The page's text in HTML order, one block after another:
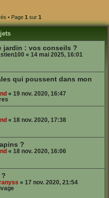
c
• Page 1 sur 1
jardin : vos conseils ?
« 14 mai 2025, 16:01
qui poussent dans mon
« 19 nov. 2020, 16:47
« 18 nov. 2020, 17:38
?
« 18 nov. 2020, 16:06
?
« 17 nov. 2020, 21:54